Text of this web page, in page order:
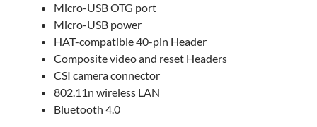
Micro-USB OTG port
Micro-USB power
HAT-compatible 40-pin Header
Composite video and reset Headers
CSI camera connector
802.11n wireless LAN
Bluetooth 4.0